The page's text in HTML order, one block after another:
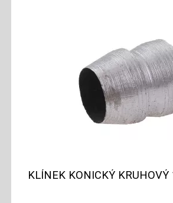
KLÍNEK KONICKÝ